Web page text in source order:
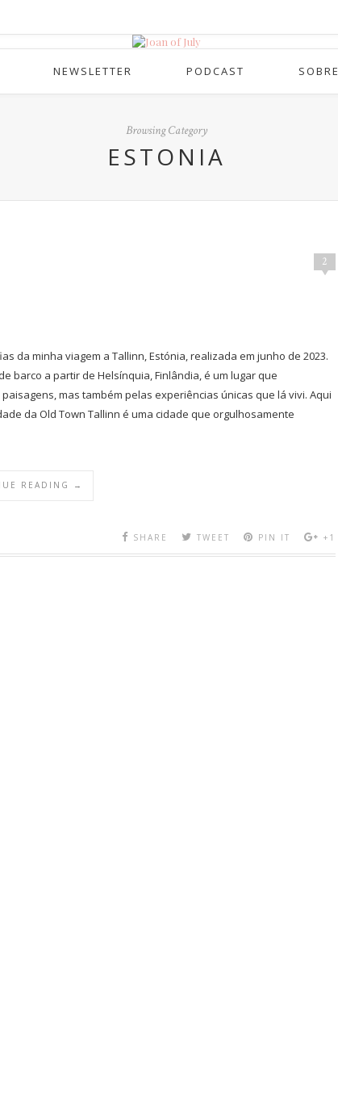
NEWSLETTER PODCAST SOBRE
Browsing Category
ESTONIA
2
da minha viagem a Tallinn, Estónia, realizada em junho de 2023.
barco a partir de Helsínquia, Finlândia, é um lugar que
mas também pelas experiências únicas que lá vivi. Aqui
da Old Town Tallinn é uma cidade que orgulhosamente
READING →
SHARE TWEET PIN IT +1